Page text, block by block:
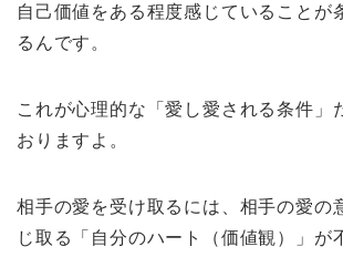
自己価値をある程度感じていることが
るんです。
これが心理的な「愛し愛される条件」
おりますよ。
相手の愛を受け取るには、相手の愛の
じ取る「自分のハート（価値観）」が